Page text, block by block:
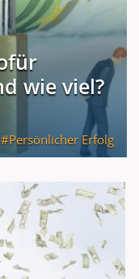
wie viel?
Persönlicher Erfolg